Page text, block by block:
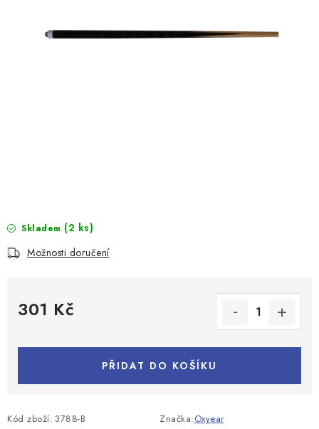
Skladem (2 ks)
Možnosti doručení
301 Kč
PŘIDAT DO KOŠÍKU
Kód zboží: 3788-B Značka:Oxyear